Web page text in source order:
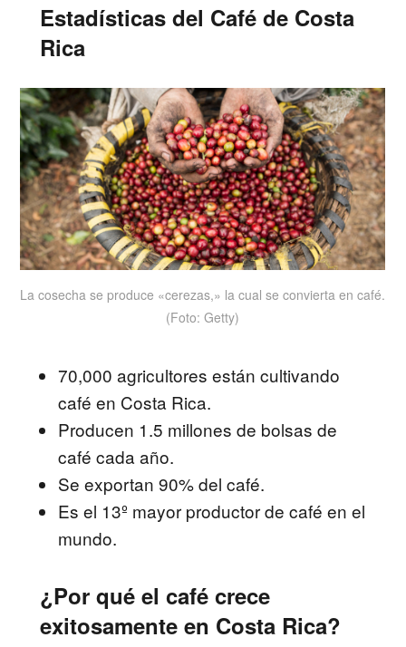
Estadísticas del Café de Costa
Rica
La cosecha se produce «cerezas,» la cual se convierta en café.
(Foto: Getty)
70,000 agricultores están cultivando
café en Costa Rica.
Producen 1.5 millones de bolsas de
café cada año.
Se exportan 90% del café.
Es el 13º mayor productor de café en el
mundo.
¿Por qué el café crece
exitosamente en Costa Rica?